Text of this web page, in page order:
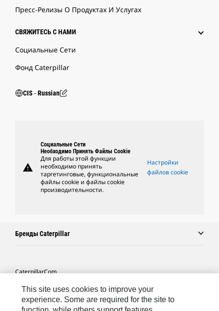
Пресс-Релизы О Продуктах И Услугах
СВЯЖИТЕСЬ С НАМИ
Социальные Сети
Фонд Caterpillar
CIS ‧ Russian
warning
Социальные Сети
Необходимо Принять Файлы Cookie
Для работы этой функции
необходимо принять
таргетинговые, функциональные
файлы cookie и файлы cookie
производительности.
Настройки
файлов cookie
Бренды Caterpillar
Caterpillar.com
Связаться С Caterpillar
Карта Сайта
This site uses cookies to improve your
experience. Some are required for the site to